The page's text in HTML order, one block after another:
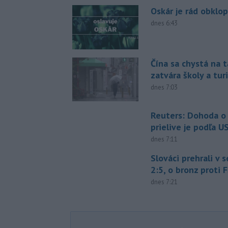
Oskár je rád
dnes 6:43
Čína sa chystá na
zatvára školy a
dnes 7:03
Reuters: Dohoda
prielive je podľa
dnes 7:11
Slováci prehrali v
2:5, o bronz proti
dnes 7:21